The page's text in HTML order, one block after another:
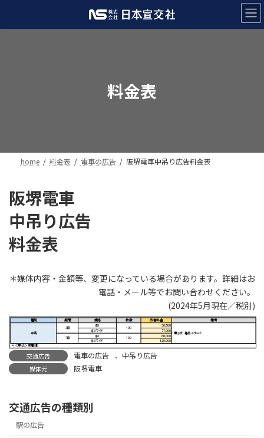
テ
ゲ
料金表
home 料金表 電車の広告 阪堺電車中吊り広告料金表
阪堺電車
中吊り広告
料金表
＊媒体内容・金額等、変更になっている場合があります。詳細はお
電話・メール等でお問い合わせください。
(2024年5月現在／税別)
交通広告 電車の広告 、 中吊り広告
媒体元 阪堺電車
交通広告の種類別
駅の広告